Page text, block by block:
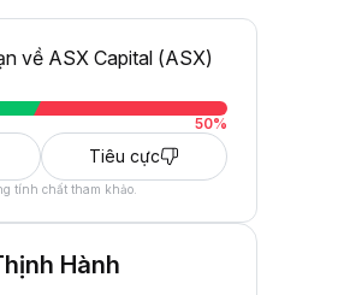
về ASX Capital (ASX)
50%
Tiêu cực
tính chất tham khảo.
Hành